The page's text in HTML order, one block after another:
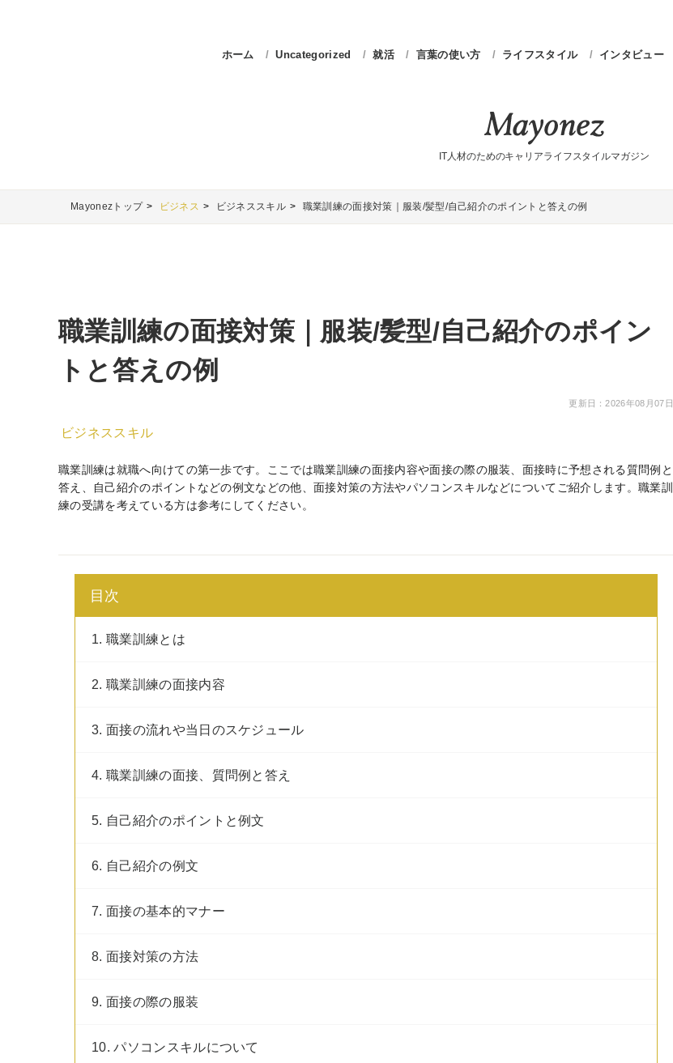
ホーム Uncategorized 就活 言葉の使い方 ライフスタイル インタビュー
IT人材のためのキャリアライフスタイルマガジン
Mayonezトップ ビジネス ビジネススキル 職業訓練の面接対策｜服装/髪型/自己紹介のポイントと答えの例
職業訓練の面接対策｜服装/髪型/自己紹介のポイン
トと答えの例
更新日：2026年08月07日
ビジネススキル
職業訓練は就職へ向けての第一歩です。ここでは職業訓練の面接内容や面接の際の服装、面接時に予想される質問例と
答え、自己紹介のポイントなどの例文などの他、面接対策の方法やパソコンスキルなどについてご紹介します。職業訓
練の受講を考えている方は参考にしてください。
目次
1. 職業訓練とは
2. 職業訓練の面接内容
3. 面接の流れや当日のスケジュール
4. 職業訓練の面接、質問例と答え
5. 自己紹介のポイントと例文
6. 自己紹介の例文
7. 面接の基本的マナー
8. 面接対策の方法
9. 面接の際の服装
10. パソコンスキルについて